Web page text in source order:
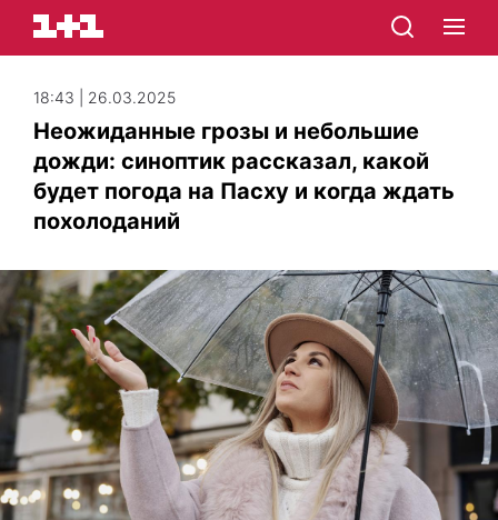
18:43 | 26.03.2025
Неожиданные грозы и небольшие
дожди: синоптик рассказал, какой
будет погода на Пасху и когда ждать
похолоданий